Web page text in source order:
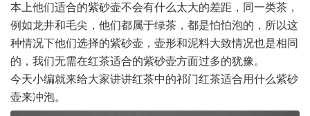
本上他们适合的紫砂壶不会有什么太大的差距，同一类茶，
例如龙井和毛尖，他们都属于绿茶，都是怕怕泡的，所以这
种情况下他们选择的紫砂壶，壶形和泥料大致情况也是相同
的，我们无需在红茶适合的紫砂壶方面过多的犹豫。
今天小编就来给大家讲讲红茶中的祁门红茶适合用什么紫砂
壶来冲泡。